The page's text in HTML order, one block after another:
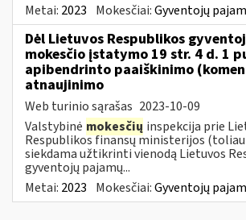
Metai: 2023 Mokesčiai:Gyventojų
Dėl Lietuvos Respublikos
mokesčio įstatymo 19 str. 4 d. 1
apibendrinto paaiškinimo
atnaujinimo
Web turinio sąrašas 2023-10-09
Valstybinė mokesčių inspekcija prie
Respublikos finansų ministerijos (toliau
siekdama užtikrinti vienodą Lietuvos
gyventojų pajamų...
Metai: 2023 Mokesčiai:Gyventojų